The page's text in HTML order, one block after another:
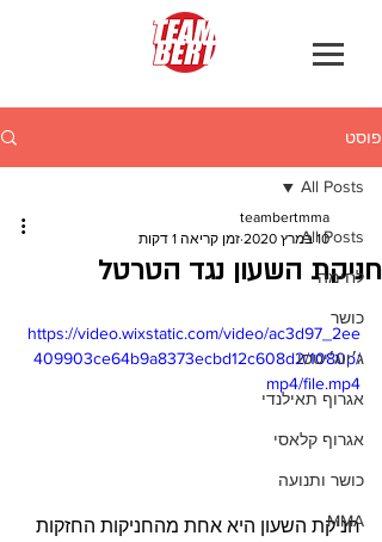
פוסט
All Posts
לחימה
כושר
ג׳יוג׳יטסו
אגרוף תאילנדי
אגרוף קלאסי
כושר ותנועה
MMA
All Posts
חניקת השעון נגד הטרטל
teambertmma
10 במרץ 2020
זמן קריאה 1 דקות
https://video.wixstatic.com/video/ac3d97_2ee
409903ce64b9a8373ecbd12c608d2/1080p/
mp4/file.mp4
חניקת השעון היא אחת מהחניקות החזקות